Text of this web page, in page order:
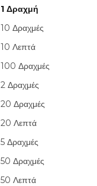
1 Δραχμή
10 Δραχμές
10 Λεπτά
100 Δραχμές
2 Δραχμές
20 Δραχμές
20 Λεπτά
5 Δραχμές
50 Δραχμές
50 Λεπτά